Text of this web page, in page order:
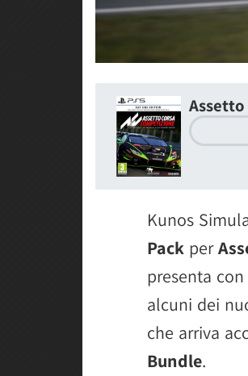
Kunos
Pack per
presenta
alcuni dei
che arriva
Bundle.